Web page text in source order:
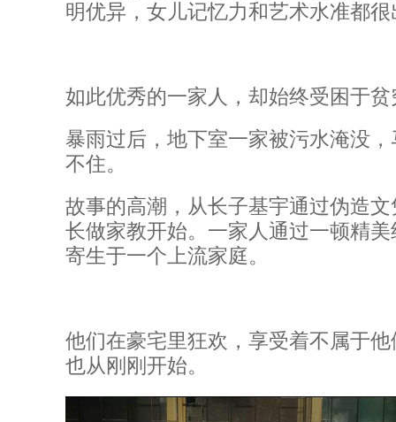
明优异，女儿记忆力和艺术水准都很
如此优秀的一家人，却始终受困于
暴雨过后，地下室一家被污水淹没
不住。
故事的高潮，从长子基宇通过伪造
长做家教开始。一家人通过一顿精
寄生于一个上流家庭。
他们在豪宅里狂欢，享受着不属于
也从刚刚开始。